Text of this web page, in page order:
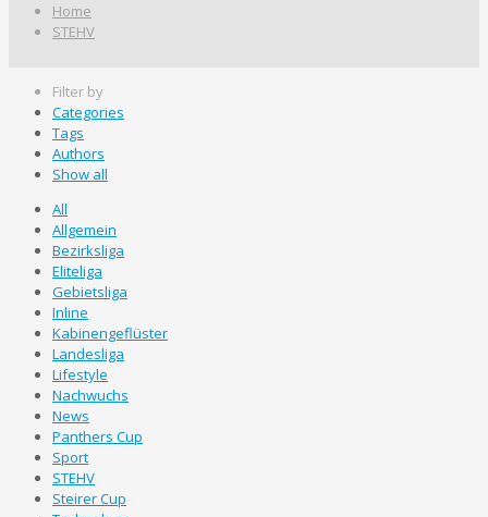
Home
STEHV
Filter by
Categories
Tags
Authors
Show all
All
Allgemein
Bezirksliga
Eliteliga
Gebietsliga
Inline
Kabinengeflüster
Landesliga
Lifestyle
Nachwuchs
News
Panthers Cup
Sport
STEHV
Steirer Cup